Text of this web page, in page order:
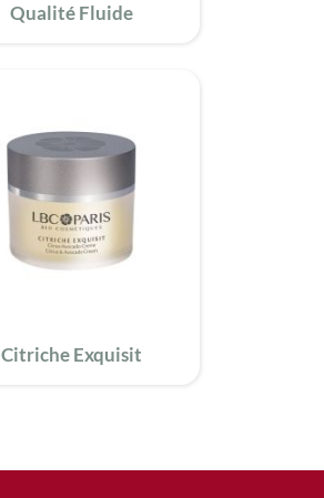
Qualité Fluide
Citriche Exquisit